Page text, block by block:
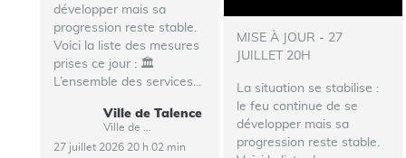
développer mais sa
progression reste stable.
Voici la liste des mesures
prises ce jour : 🏛️
L’ensemble des services...
Ville de Talence
27 juillet 2026 20 h 02 min
MISE À JOUR - 27
JUILLET 20H
La situation se stabilise :
le feu continue de se
développer mais sa
progression reste stable.